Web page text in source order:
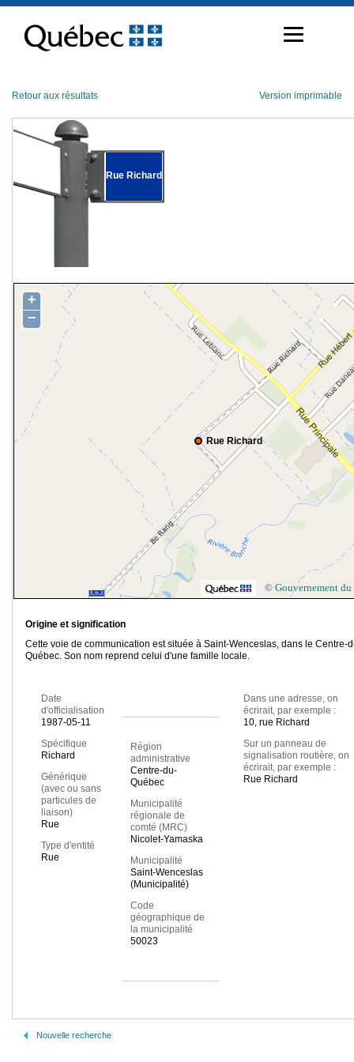
contenu
Retour aux résultats Version imprimable
Rue Richard
Rue Richard
+
−
© Gouvernement du
Origine et signification
Cette voie de communication est située à Saint-Wenceslas, dans le Centre-
Québec. Son nom reprend celui d'une famille locale.
Date
d'officialisation
1987-05-11
Spécifique
Richard
Générique
(avec ou sans
particules de
liaison)
Rue
Type d'entité
Rue
Région
administrative
Centre-du-
Québec
Municipalité
régionale de
comté (MRC)
Nicolet-Yamaska
Municipalité
Saint-Wenceslas
(Municipalité)
Code
géographique de
la municipalité
50023
Dans une adresse, on
écrirait, par exemple :
10, rue Richard
Sur un panneau de
signalisation routière, on
écrirait, par exemple :
Rue Richard
Nouvelle recherche